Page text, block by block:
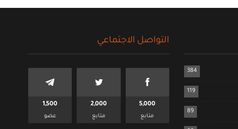
384
119
89
التواصل الاجتماعي
5,000
متابع
2,000
متابع
1,500
عضو